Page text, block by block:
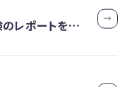
【28卒】営業体験1day仕事体験のレポートをお届けします！